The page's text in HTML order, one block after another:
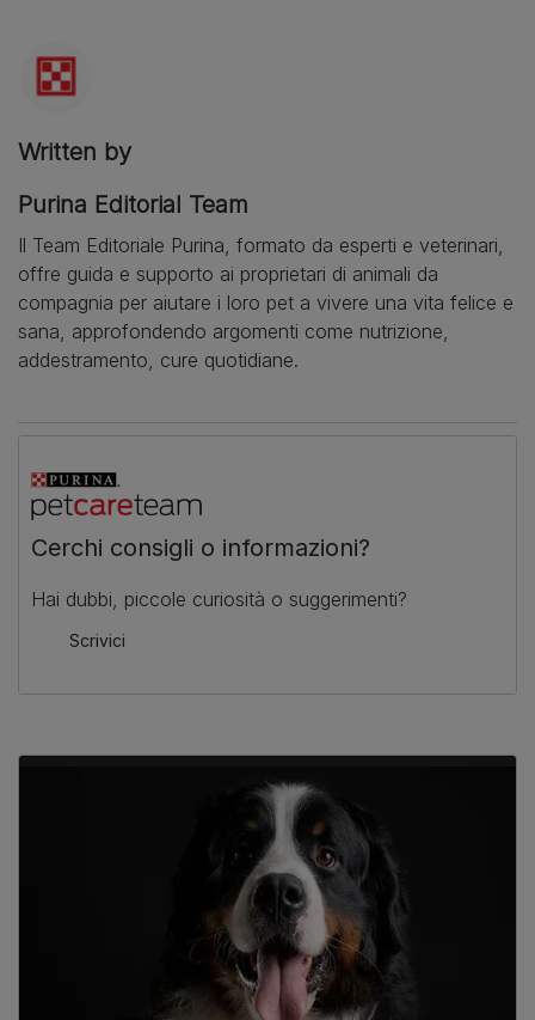
Written by
Purina Editorial Team
Il Team Editoriale Purina, formato da esperti e veterinari,
offre guida e supporto ai proprietari di animali da
compagnia per aiutare i loro pet a vivere una vita felice e
sana, approfondendo argomenti come nutrizione,
addestramento, cure quotidiane.
Cerchi consigli o informazioni?
Hai dubbi, piccole curiosità o suggerimenti?
Scrivici